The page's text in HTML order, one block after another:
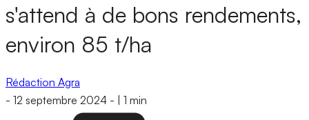
s'attend à de bons rendements,
environ 85 t/ha
Rédaction Agra
- 12 septembre 2024 - 1 min